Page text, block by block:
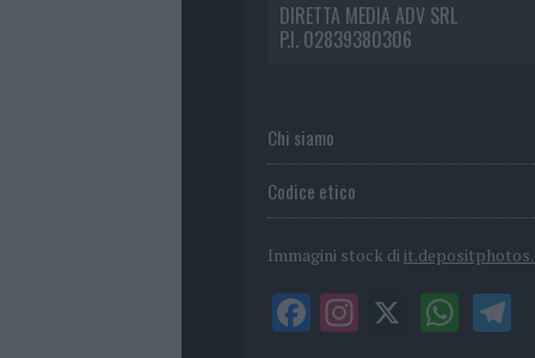
DIRETTA MEDIA ADV SRL
P.I. 02839380306
Chi siamo
Codice etico
Immagini stock di